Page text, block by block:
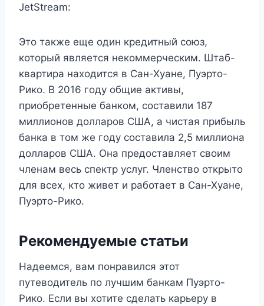
JetStream:
Это также еще один кредитный союз,
который является некоммерческим. Штаб-
квартира находится в Сан-Хуане, Пуэрто-
Рико. В 2016 году общие активы,
приобретенные банком, составили 187
миллионов долларов США, а чистая прибыль
банка в том же году составила 2,5 миллиона
долларов США. Она предоставляет своим
членам весь спектр услуг. Членство открыто
для всех, кто живет и работает в Сан-Хуане,
Пуэрто-Рико.
Рекомендуемые статьи
Надеемся, вам понравился этот
путеводитель по лучшим банкам Пуэрто-
Рико. Если вы хотите сделать карьеру в